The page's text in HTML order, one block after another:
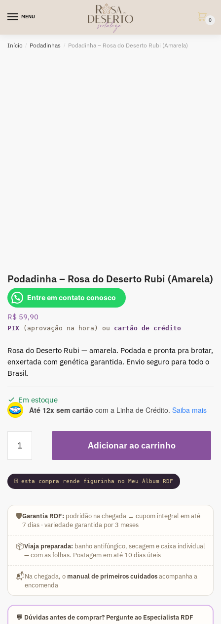
MENU
0
Início / Podadinhas / Podadinha – Rosa do Deserto Rubi (Amarela)
Podadinha – Rosa do Deserto Rubi (Amarela)
Entre em contato conosco
R$ 59,90
PIX (aprovação na hora) ou cartão de crédito
Rosa do Deserto Rubi — amarela. Podada e pronta pra brotar,
enxertada com genética garantida. Envio seguro para todo o
Brasil.
Em estoque
Até 12x sem cartão com a Linha de Crédito. Saiba mais
Rosa
do
Deserto
(Amarela)
quantidade
Adicionar ao carrinho
🃏 esta compra rende figurinha no Meu Álbum RDF
🛡️Garantia RDF: podridão na chegada → cupom integral em até
7 dias · variedade garantida por 3 meses
📦Viaja preparada: banho antifúngico, secagem e caixa individual
— com as folhas. Postagem em até 10 dias úteis
📬Na chegada, o manual de primeiros cuidadosacompanha a
encomenda
💬 Dúvidas antes de comprar? Pergunte ao Especialista RDF